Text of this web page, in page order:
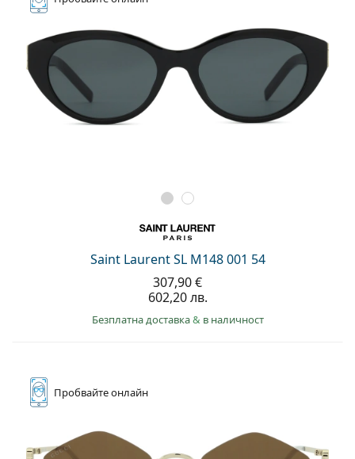
Saint Laurent SL M148 001 54
307,90 €
602,20 лв.
Безплатна доставка& в наличност
Пробвайтеонлайн